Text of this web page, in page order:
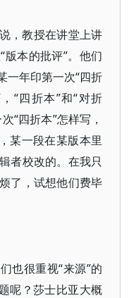
，教授在讲堂上讲
本的批评”。他们
一年印第一次“四折
“四折本”和“对折
“四折本”怎样写，
某一段在某版本里
者校改的。在我只
了，试想他们费毕
也很重视“来源”的
呢？莎士比亚大概